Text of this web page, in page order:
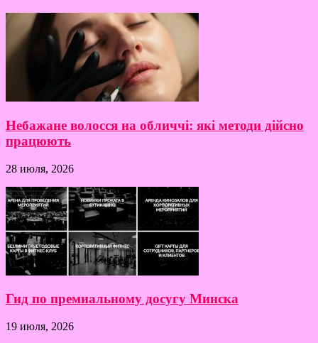
Небажане волосся на обличчі: які методи дійсно
працюють
28 июля, 2026
Гид по премиальному досугу Минска
19 июля, 2026